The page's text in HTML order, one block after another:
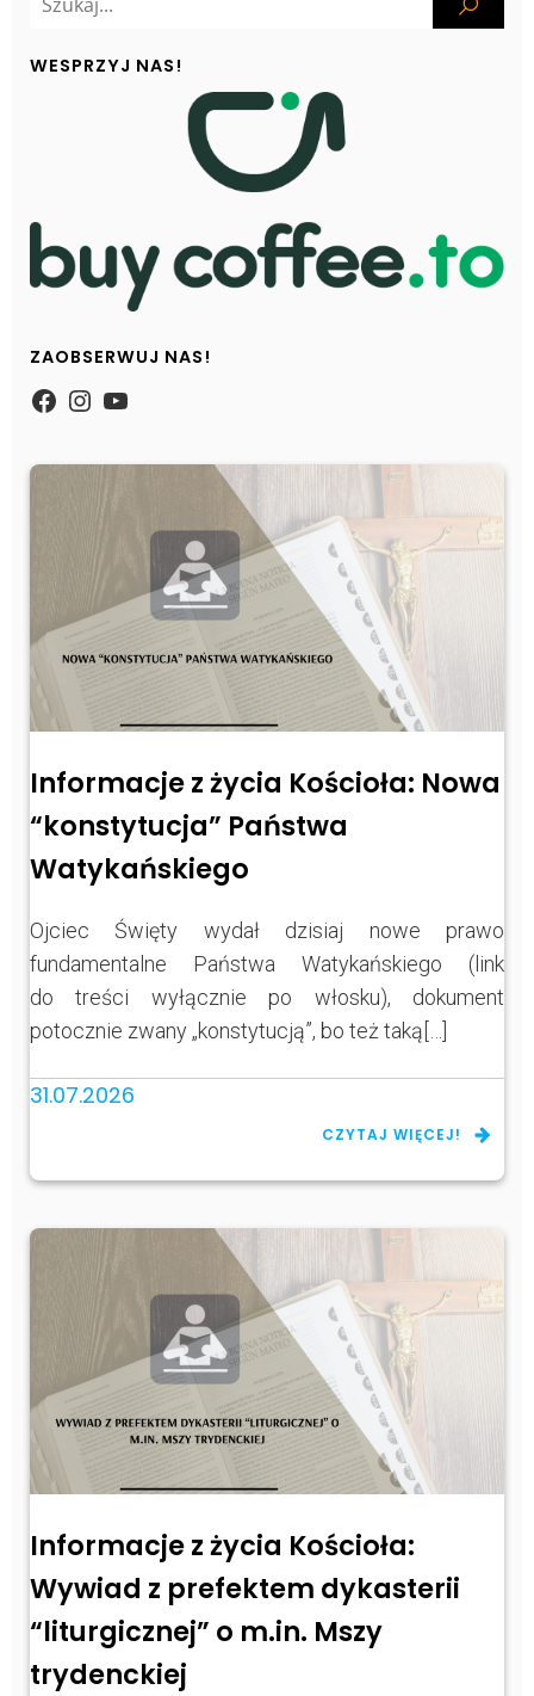
WESPRZYJ NAS!
ZAOBSERWUJ NAS!
https://www.facebook.com/
Instagram
YouTube
Informacje z życia Kościoła: Nowa
“konstytucja” Państwa
Watykańskiego
Ojciec Święty wydał dzisiaj nowe prawo
fundamentalne Państwa Watykańskiego (link
do treści wyłącznie po włosku), dokument
potocznie zwany „konstytucją”, bo też taką[…]
31.07.2026
CZYTAJ WIĘCEJ!
Informacje z życia Kościoła:
Wywiad z prefektem dykasterii
“liturgicznej” o m.in. Mszy
trydenckiej